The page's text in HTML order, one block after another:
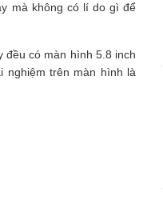
mà không có lí do gì để
đều có màn hình 5.8 inch
nghiệm trên màn hình là